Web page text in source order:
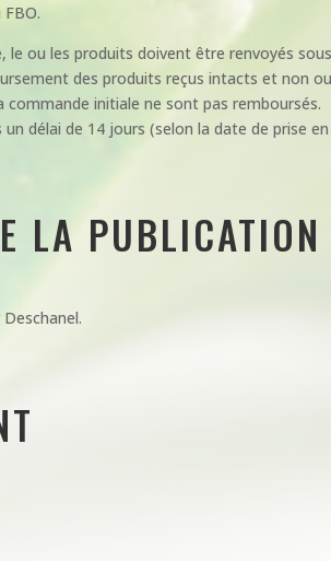
le ou les produits doivent être renvoyés
des produits reçus intacts et non
commande initiale ne sont pas remboursés.
délai de 14 jours (selon la date de prise
LA PUBLICATION